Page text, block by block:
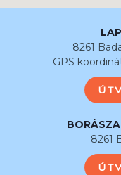
8261
GPS
8261